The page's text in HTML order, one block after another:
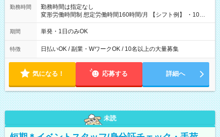
勤務時間
勤務時間は指定なし
変形労働時間制 想定労働時間160時間/月 【シフト例】 ・10：
00～20：00
期間 単発・1日のみOK
特徴 日払いOK / 副業・WワークOK / 10名以上の大量募集
気になる！ 応募する 詳細へ
未読